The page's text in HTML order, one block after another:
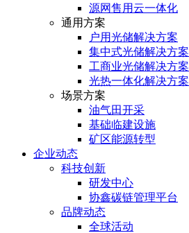
源网售用云一体化
通用方案
户⽤光储解决⽅案
集中式光储解决⽅案
⼯商业光储解决⽅案
光热⼀体化解决⽅案
场景方案
油气田开采
基础临建设施
矿区能源转型
企业动态
科技创新
研发中心
协鑫碳链管理平台
品牌动态
全球活动